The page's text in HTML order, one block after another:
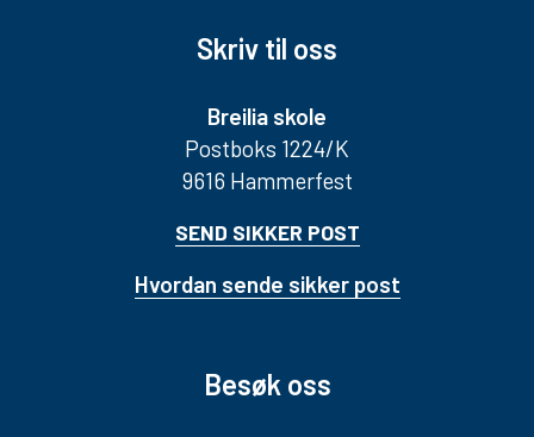
Skriv til oss
Breilia skole
Postboks 1224/K
9616 Hammerfest
SEND SIKKER POST
Hvordan sende sikker post
Besøk oss